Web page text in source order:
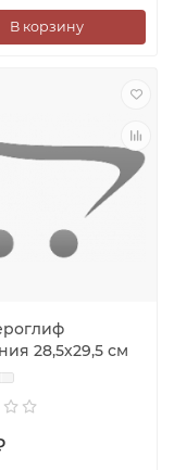
В корзину
28,5х29,5 см